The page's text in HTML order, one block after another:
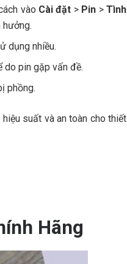
vào Cài đặt > Pin >Tình
dụng nhiều.
do pin gặp vấn đề.
phồng.
suất và an toàn cho thiết
Hãng